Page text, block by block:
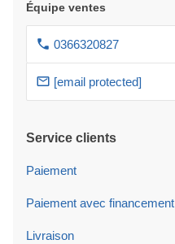
Équipe ventes
0366320827
[email protected]
Service clients
Paiement
Paiement avec financement
Livraison